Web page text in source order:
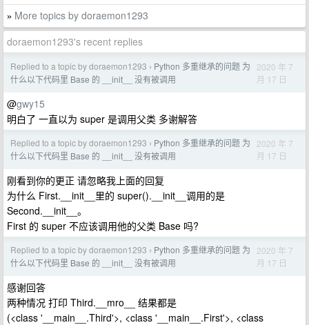
» More topics by doraemon1293
doraemon1293's recent replies
Replied to a topic by doraemon1293 › Python 多重继承的问题 为
什么以下代码里 Base 的 __init__ 没有被调用
2020 年 7
月 17 日
@gwy15
明白了 一直以为 super 是调用父类 多谢解答
Replied to a topic by doraemon1293 › Python 多重继承的问题 为
什么以下代码里 Base 的 __init__ 没有被调用
2020 年 7
月 17 日
刚看到你的更正 请忽略我上面的回复
为什么 First.__init__里的 super().__init__调用的是
Second.__init__。
First 的 super 不应该调用他的父类 Base 吗?
Replied to a topic by doraemon1293 › Python 多重继承的问题 为
什么以下代码里 Base 的 __init__ 没有被调用
2020 年 7
月 17 日
感谢回答
两种情况 打印 Third.__mro__ 结果都是
(<class '__main__.Third'>, <class '__main__.First'>, <class